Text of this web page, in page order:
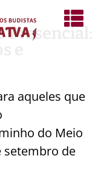
Presencial:
e
aqueles que
do Meio
setembro de